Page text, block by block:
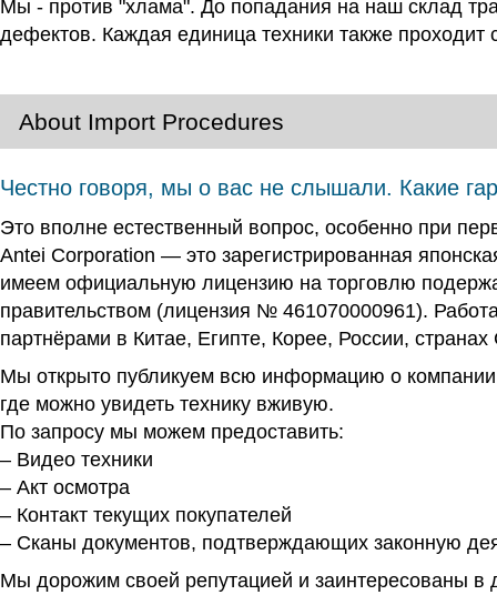
Мы - против "хлама". До попадания на наш склад
дефектов. Каждая единица техники также проходит
About Import Procedures
Честно говоря, мы о вас не слышали. Какие
Это вполне естественный вопрос, особенно при
Antei Corporation — это зарегистрированная
имеем официальную лицензию на торговлю
правительством (лицензия № 461070000961).
партнёрами в Китае, Египте, Корее, России,
Мы открыто публикуем всю информацию о
где можно увидеть технику вживую.
По запросу мы можем предоставить:
– Видео техники
– Акт осмотра
– Контакт текущих покупателей
– Сканы документов, подтверждающих законную
Мы дорожим своей репутацией и заинтересованы в